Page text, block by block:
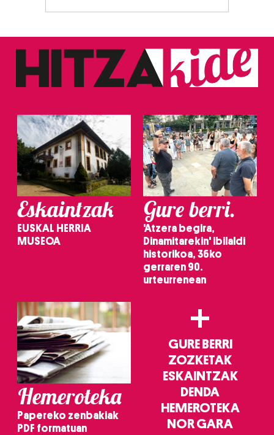
Eskaintzak
EUSKAL HERRIA
MUSEOA
Gure berri.
'Atzera begira,
Dinamitarekin' ibilaldi
historikoa, 36ko
gerraren 90.
urteurrenean
Hemeroteka
Papereko zenbakiak
PDF formatuan
+
GURE BERRI
ZOZKETAK
ESKAINTZAK
DENDA
HEMEROTEKA
NOR GARA